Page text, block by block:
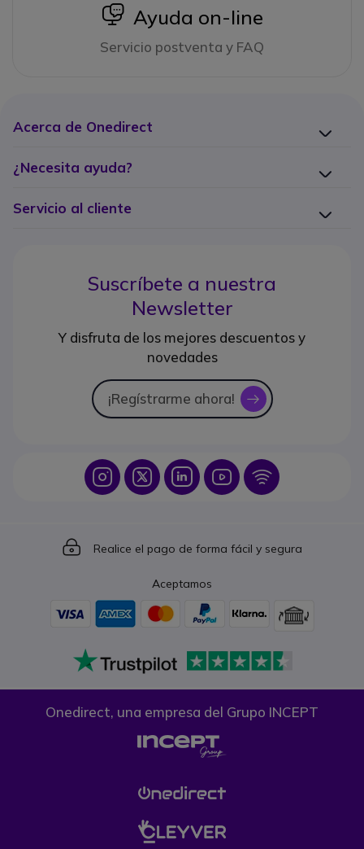
icon
Ayuda on-line
Servicio postventa y FAQ
Acerca de Onedirect
¿Necesita ayuda?
Servicio al cliente
Suscríbete a nuestra
Newsletter
Y disfruta de los mejores descuentos y
novedades
¡Regístrarme ahora! icon
Icon IconIcon Icon Icon
Icon
Realice el pago de forma fácil y segura
Aceptamos
Onedirect, una empresa del Grupo INCEPT